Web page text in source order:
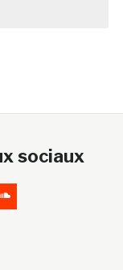
sociaux